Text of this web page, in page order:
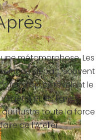
métamorphose. Les
de départ, souvent
d’après révèlent le
et les lignes
illustre toute la force
de l’Atelier.